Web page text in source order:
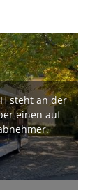
steht an der
einen auf